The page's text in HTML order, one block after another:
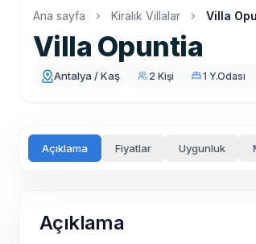
Ana sayfa Kiralık Villalar Villa
Villa Opuntia
Antalya / Kaş 2 Kişi 1 Y.Odası
Açıklama Fiyatlar Uygunluk
Açıklama